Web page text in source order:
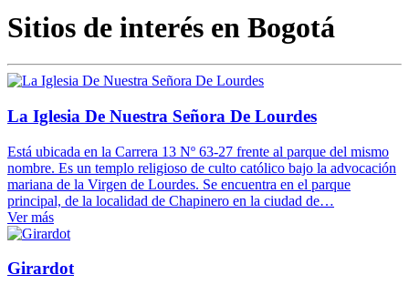
Sitios de interés en Bogotá
La Iglesia De Nuestra Señora De Lourdes
Está ubicada en la Carrera 13 Nº 63-27 frente al parque del mismo
nombre. Es un templo religioso de culto católico bajo la advocación
mariana de la Virgen de Lourdes. Se encuentra en el parque
principal, de la localidad de Chapinero en la ciudad de…
Ver más
Girardot